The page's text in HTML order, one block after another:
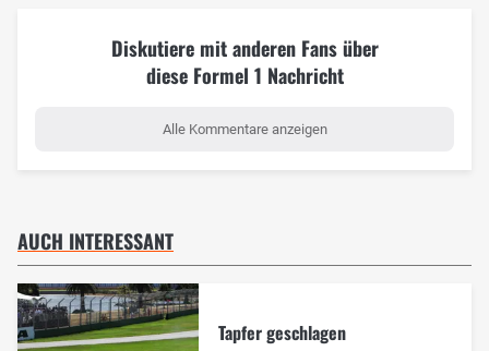
Diskutiere mit anderen Fans über
diese Formel 1 Nachricht
Alle Kommentare anzeigen
AUCH INTERESSANT
Tapfer geschlagen